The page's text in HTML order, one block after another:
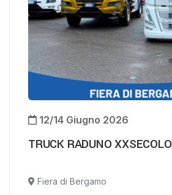
12/14 Giugno 2026
TRUCK RADUNO XXSECOLO
Fiera di Bergamo